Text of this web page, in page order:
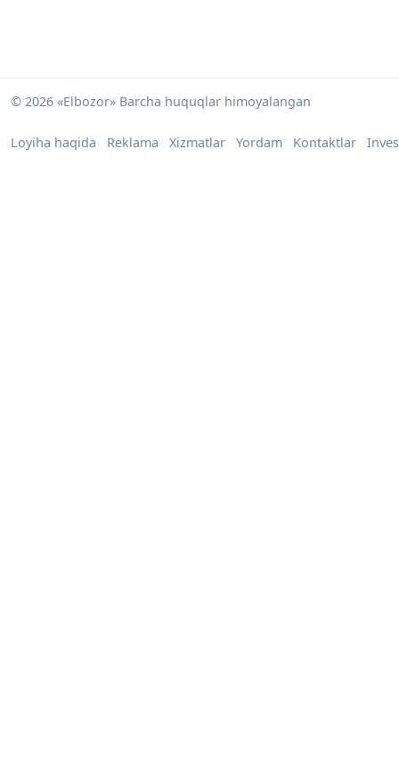
© 2026 «Elbozor» Barcha huquqlar himoyalangan
Loyiha haqida Reklama Xizmatlar Yordam Kontaktlar